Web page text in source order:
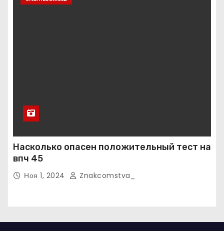
Насколько опасен положительный тест на
впч 45
Ноя 1, 2024 Znakcomstva_